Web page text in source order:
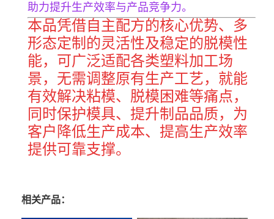
助力提升生产效率与产品竞争力。
本品凭借自主配方的核心优势、多
形态定制的灵活性及稳定的脱模性
能，可广泛适配各类塑料加工场
景，无需调整原有生产工艺，就能
有效解决粘模、脱模困难等痛点，
同时保护模具、提升制品品质，为
客户降低生产成本、提高生产效率
提供可靠支撑。
相关产品：